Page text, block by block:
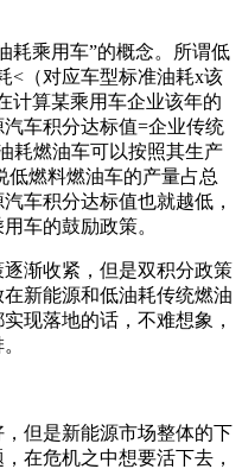
耗乘用车”的概念。所谓低
<（对应车型标准油耗x该
计算某乘用车企业该年的
车积分达标值=企业传统
耗燃油车可以按照其生产
低燃料燃油车的产量占总
车积分达标值也就越低，
车的鼓励政策。
渐收紧，但是双积分政策
新能源和低油耗传统燃油
现落地的话，不难想象，
但是新能源市场整体的下
在危机之中想要活下去，